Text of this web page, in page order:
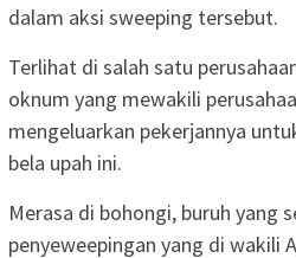
dalam aksi sweeping tersebut.
Terlihat di salah satu
oknum yang mewakili
mengeluarkan pekerjannya
bela upah ini.
Merasa di bohongi, buruh yang
penyeweepingan yang di wakili